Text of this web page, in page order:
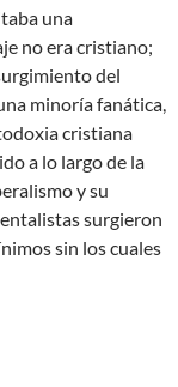
una
no era cristiano;
del
minoría fanática,
cristiana
a lo largo de la
y su
surgieron
sin los cuales